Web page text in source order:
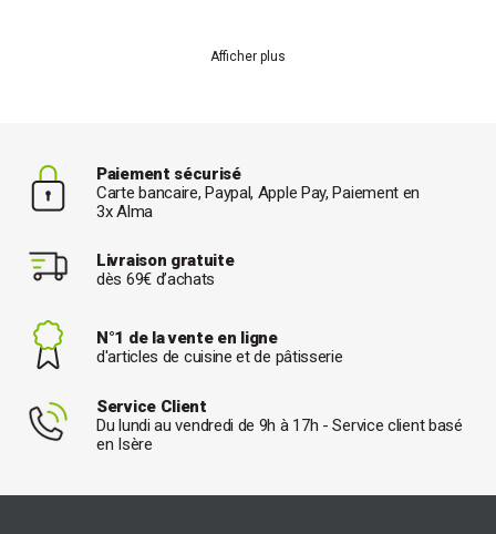
Afficher plus
Paiement sécurisé
Carte bancaire, Paypal, Apple Pay, Paiement en
3x Alma
Livraison gratuite
dès 69€ d’achats
N°1 de la vente en ligne
d'articles de cuisine et de pâtisserie
Service Client
Du lundi au vendredi de 9h à 17h - Service client basé
en Isère